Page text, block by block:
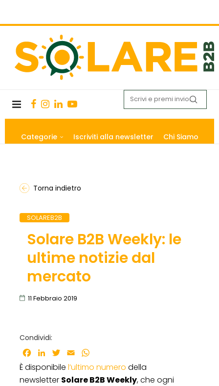
Categorie Iscriviti alla newsletter Chi Siamo
Torna indietro
SOLAREB2B
Solare B2B Weekly: le
ultime notizie dal
mercato
11 Febbraio 2019
Condividi:
Facebook
LinkedInTwitter
Email
È disponibile l’ultimo numero della
newsletter Solare B2B Weekly, che ogni